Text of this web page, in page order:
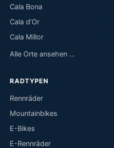
Cala Bona
Cala d’Or
Cala Millor
Alle Orte ansehen …
RADTYPEN
Rennräder
Mountainbikes
E-Bikes
E-Rennräder